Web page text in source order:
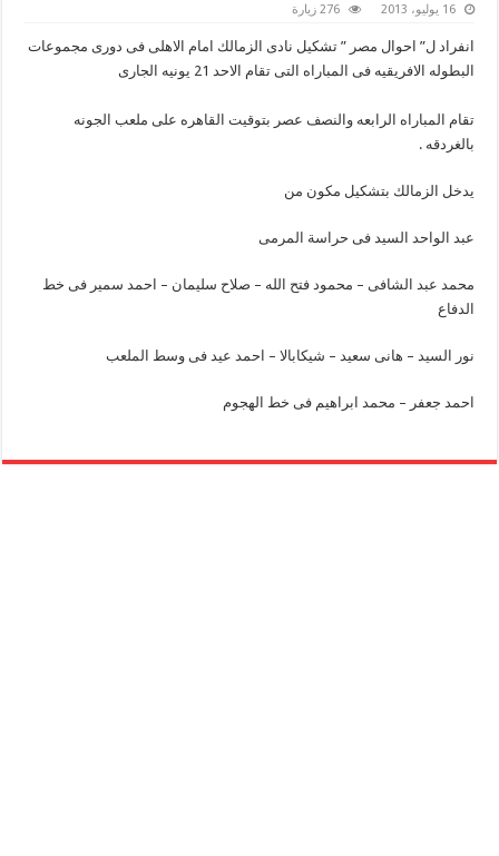
16 يوليو، 2013 276 زيارة
انفراد ل” احوال مصر ” تشكيل نادى الزمالك امام الاهلى فى دورى مجموعات
البطوله الافريقيه فى المباراه التى تقام الاحد 21 يونيه الجارى
تقام المباراه الرابعه والنصف عصر بتوقيت القاهره على ملعب الجونه
بالغردقه .
يدخل الزمالك بتشكيل مكون من
عبد الواحد السيد فى حراسة المرمى
محمد عبد الشافى – محمود فتح الله – صلاح سليمان – احمد سمير فى خط
الدفاع
نور السيد – هانى سعيد – شيكابالا – احمد عيد فى وسط الملعب
احمد جعفر – محمد ابراهيم فى خط الهجوم